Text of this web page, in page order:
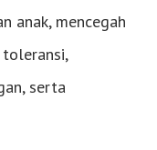
anak, mencegah
toleransi,
serta